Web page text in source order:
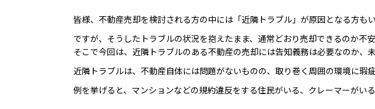
皆様、不動産売却を検討される方の中には「近隣トラブル」が原因となる方も
ですが、そうしたトラブルの状況を抱えたまま、通常どおり売却できるのか不
そこで今回は、近隣トラブルのある不動産の売却には告知義務は必要なのか、
近隣トラブルは、不動産自体には問題がないものの、取り巻く周囲の環境に瑕
例を挙げると、マンションなどの規約違反をする住民がいる、クレーマーがい